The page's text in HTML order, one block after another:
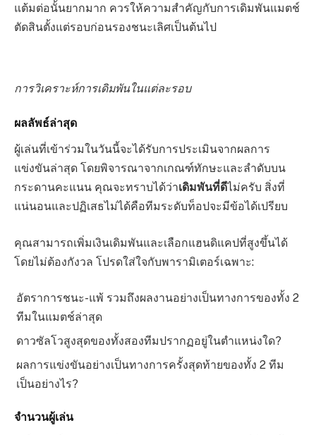
แต้มต่อนั้นยากมาก ควรให้ความสำคัญกับการเดิมพันแมตช์
ตัดสินตั้งแต่รอบก่อนรองชนะเลิศเป็นต้นไป
การวิเคราะห์การเดิมพันในแต่ละรอบ
ผลลัพธ์ล่าสุด
ผู้เล่นที่เข้าร่วมในวันนี้จะได้รับการประเมินจากผลการ
แข่งขันล่าสุด โดยพิจารณาจากเกณฑ์ทักษะและลำดับบน
กระดานคะแนน คุณจะทราบได้ว่าเดิมพันที่ดีไม่ครับ สิ่งที่
แน่นอนและปฏิเสธไม่ได้คือทีมระดับท็อปจะมีข้อได้เปรียบ
คุณสามารถเพิ่มเงินเดิมพันและเลือกแฮนดิแคปที่สูงขึ้นได้
โดยไม่ต้องกังวล โปรดใส่ใจกับพารามิเตอร์เฉพาะ:
อัตราการชนะ-แพ้ รวมถึงผลงานอย่างเป็นทางการของทั้ง 2
ทีมในแมตช์ล่าสุด
ดาวซัลโวสูงสุดของทั้งสองทีมปรากฏอยู่ในตำแหน่งใด?
ผลการแข่งขันอย่างเป็นทางการครั้งสุดท้ายของทั้ง 2 ทีม
เป็นอย่างไร?
จำนวนผู้เล่น